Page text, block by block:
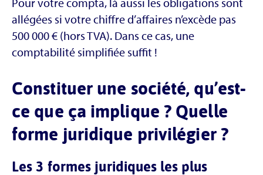
allégées si votre chiffre d’affaires n’excède pas
500 000 € (hors TVA). Dans ce cas, une
comptabilité simplifiée suffit !
Constituer une société, qu’est-
ce que ça implique ? Quelle
forme juridique privilégier ?
Les 3 formes juridiques les plus